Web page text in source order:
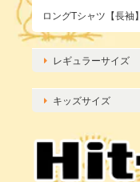
ロングTシャツ【長袖】
レギュラーサイズ
キッズサイズ